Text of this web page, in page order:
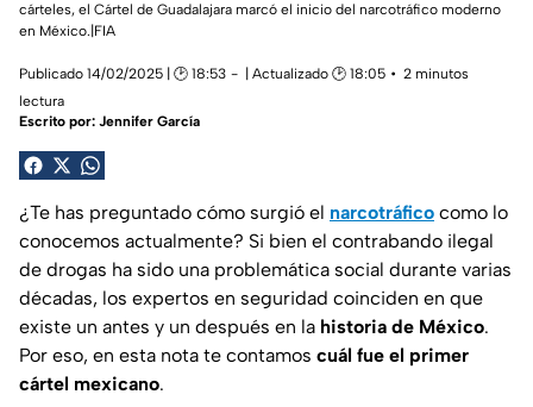
cárteles, el Cártel de Guadalajara marcó el inicio del narcotráfico moderno
en México.|FIA
Publicado 14/02/2025 | 🕑 18:53 | Actualizado 🕑 18:05
2 minutos
lectura
Escrito por: Jennifer García
¿Te has preguntado cómo surgió el narcotráfico como lo
conocemos actualmente? Si bien el contrabando ilegal
de drogas ha sido una problemática social durante varias
décadas, los expertos en seguridad coinciden en que
existe un antes y un después en la historia de México.
Por eso, en esta nota te contamos cuál fue el primer
cártel mexicano.